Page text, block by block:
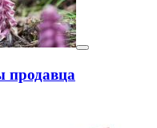
продавца